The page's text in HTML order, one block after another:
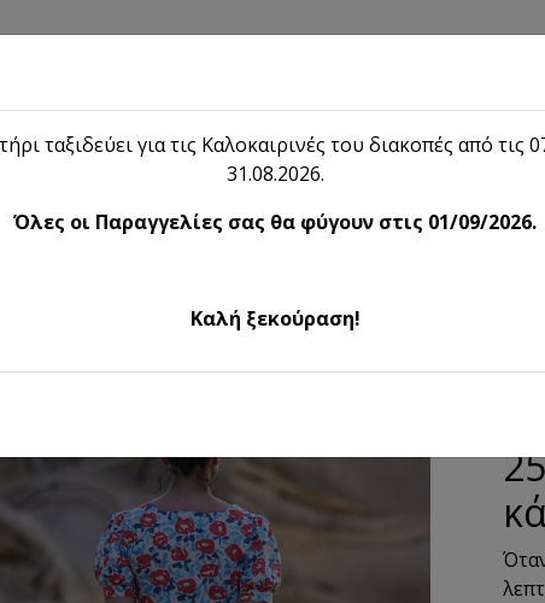
Blog
Ø 25cm η ιδανική
ταξιδεύει για τις Καλοκαιρινές του διακοπές από τις
31.08.2026.
Όλες οι Παραγγελίες σας θα φύγουν στις 01/09/2026.
Καλή ξεκούραση!